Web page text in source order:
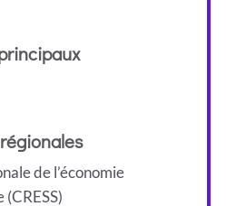
de l’économie